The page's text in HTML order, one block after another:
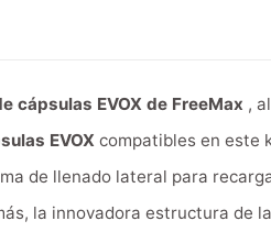
cápsulas EVOX de FreeMax ,
EVOX compatibles en este
de llenado lateral para
la innovadora estructura de